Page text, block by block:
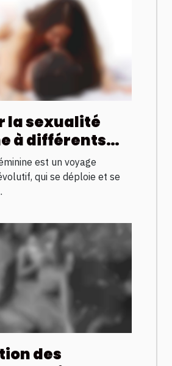
la sexualité
à différents
la vieest un voyage
qui se déploie et se
des